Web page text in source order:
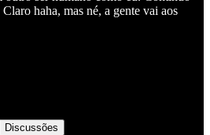
haha, mas né, a gente vai aos
Discussões